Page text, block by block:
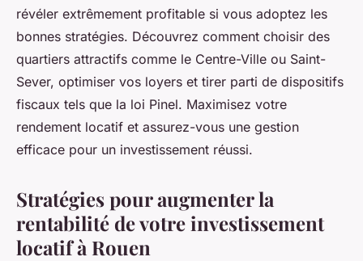
révéler extrêmement profitable si vous adoptez les
bonnes stratégies. Découvrez comment choisir des
quartiers attractifs comme le Centre-Ville ou Saint-
Sever, optimiser vos loyers et tirer parti de dispositifs
fiscaux tels que la loi Pinel. Maximisez votre
rendement locatif et assurez-vous une gestion
efficace pour un investissement réussi.
Stratégies pour augmenter la
rentabilité de votre investissement
locatif à Rouen